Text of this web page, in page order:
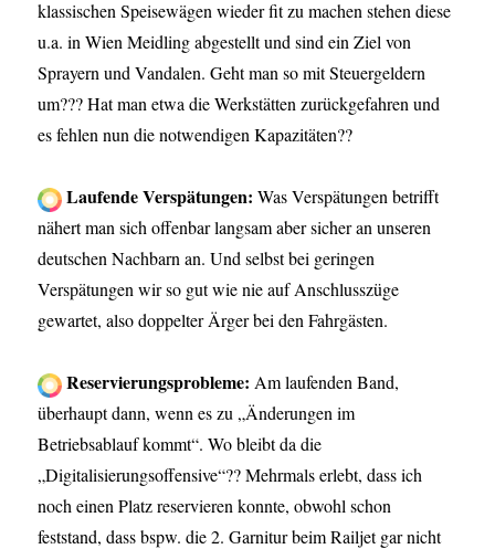
klassischen Speisewägen wieder fit zu machen stehen diese
u.a. in Wien Meidling abgestellt und sind ein Ziel von
Sprayern und Vandalen. Geht man so mit Steuergeldern
um??? Hat man etwa die Werkstätten zurückgefahren und
es fehlen nun die notwendigen Kapazitäten??
Laufende Verspätungen: Was Verspätungen betrifft
nähert man sich offenbar langsam aber sicher an unseren
deutschen Nachbarn an. Und selbst bei geringen
Verspätungen wir so gut wie nie auf Anschlusszüge
gewartet, also doppelter Ärger bei den Fahrgästen.
Reservierungsprobleme: Am laufenden Band,
überhaupt dann, wenn es zu „Änderungen im
Betriebsablauf kommt“. Wo bleibt da die
„Digitalisierungsoffensive“?? Mehrmals erlebt, dass ich
noch einen Platz reservieren konnte, obwohl schon
feststand, dass bspw. die 2. Garnitur beim Railjet gar nicht